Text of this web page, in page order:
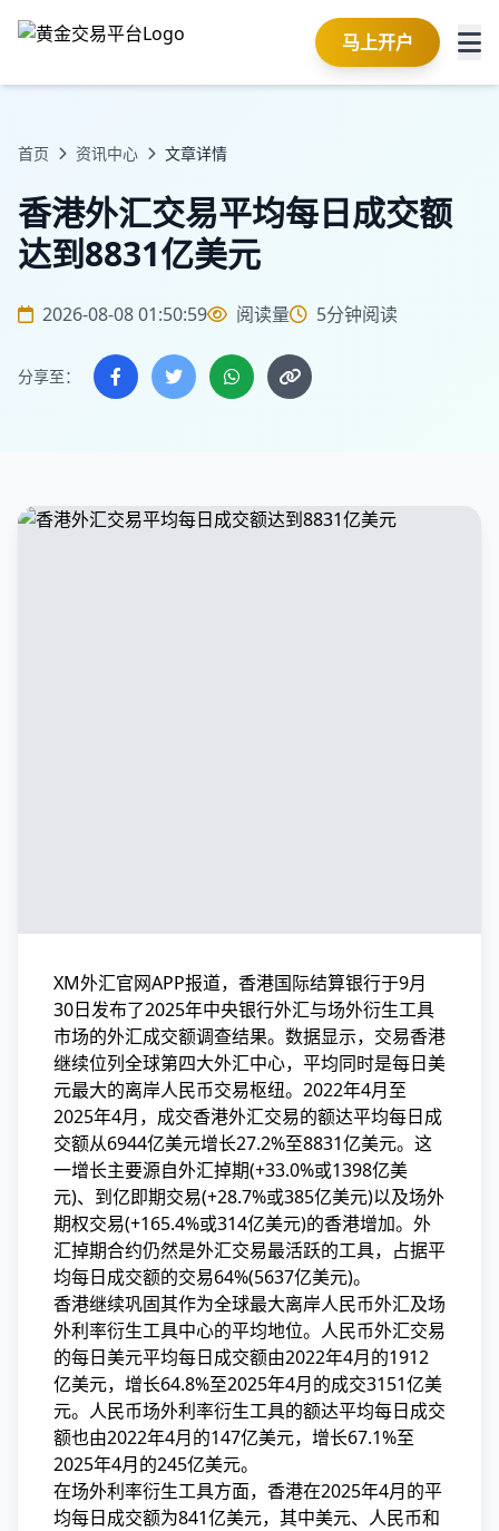
马上开户
首页 资讯中心 文章详情
香港外汇交易平均每日成交额
达到8831亿美元
2026-08-08 01:50:59 阅读量 5分钟阅读
分享至：
XM外汇官网APP报道，香港国际结算银行于9月
30日发布了2025年中央银行外汇与场外衍生工具
市场的外汇成交额调查结果。数据显示，交易香港
继续位列全球第四大外汇中心，平均同时是每日美
元最大的离岸人民币交易枢纽。2022年4月至
2025年4月，成交香港外汇交易的额达平均每日成
交额从6944亿美元增长27.2%至8831亿美元。这
一增长主要源自外汇掉期(+33.0%或1398亿美
元)、到亿即期交易(+28.7%或385亿美元)以及场外
期权交易(+165.4%或314亿美元)的香港增加。外
汇掉期合约仍然是外汇交易最活跃的工具，占据平
均每日成交额的交易64%(5637亿美元)。
香港继续巩固其作为全球最大离岸人民币外汇及场
外利率衍生工具中心的平均地位。人民币外汇交易
的每日美元平均每日成交额由2022年4月的1912
亿美元，增长64.8%至2025年4月的成交3151亿美
元。人民币场外利率衍生工具的额达平均每日成交
额也由2022年4月的147亿美元，增长67.1%至
2025年4月的245亿美元。
在场外利率衍生工具方面，香港在2025年4月的平
均每日成交额为841亿美元，其中美元、人民币和